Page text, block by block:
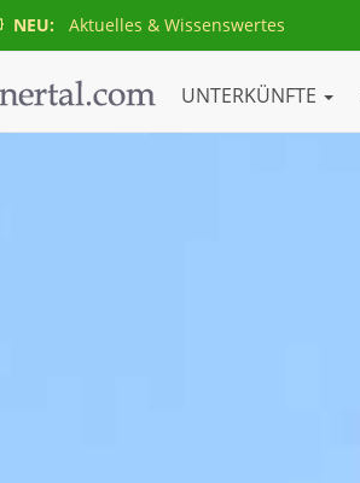
NEU: Aktuelles & Wissenswertes
UNTERKÜNFTE